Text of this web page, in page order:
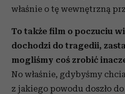
właśnie o tę wewnętrzną
To także film o poczuciu
dochodzi do tragedii,
mogliśmy coś zrobić
No właśnie, gdybyśmy
z jakiego powodu doszło